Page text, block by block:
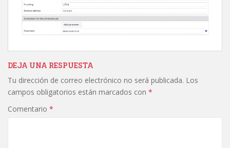
DEJA UNA RESPUESTA
Tu dirección de correo electrónico no será publicada. Los
campos obligatorios están marcados con *
Comentario *